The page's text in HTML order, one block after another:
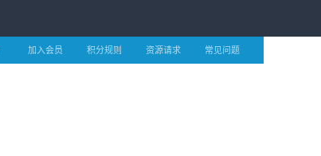
加入会员 积分规则 资源请求 常见问题